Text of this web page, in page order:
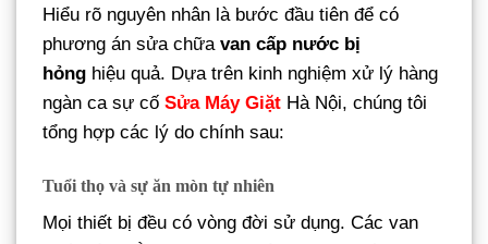
Hiểu rõ nguyên nhân là bước đầu tiên để có
phương án sửa chữa van cấp nước bị
hỏng hiệu quả. Dựa trên kinh nghiệm xử lý hàng
ngàn ca sự cố Sửa Máy Giặt Hà Nội, chúng tôi
tổng hợp các lý do chính sau:
Tuổi thọ và sự ăn mòn tự nhiên
Mọi thiết bị đều có vòng đời sử dụng. Các van